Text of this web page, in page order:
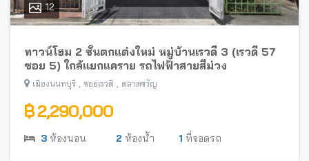
12
ทาวน์โฮม 2 ชั้นตกแต่งใหม่ หมู่บ้านเรวดี 3 (เรวดี 57
ซอย 5) ใกล้แยกแคราย รถไฟฟ้าสายสีม่วง
เมืองนนทบุรี , ซอยเรวดี , ตลาดขวัญ
฿ 2,290,000
3 ห้องนอน 2 ห้องน้ำ 1 ที่จอดรถ